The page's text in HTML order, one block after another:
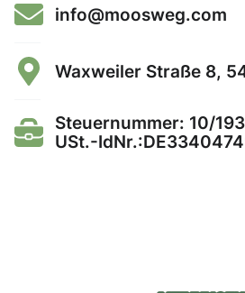
info@moosweg.com
Waxweiler Straße 8,
Steuernummer: 10/
USt.-